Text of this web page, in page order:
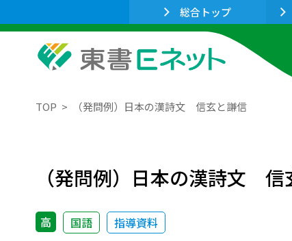
総合トップ
TOP （発問例）日本の漢詩文 信玄と謙信
（発問例）日本の漢詩文 信
高 国語 指導資料